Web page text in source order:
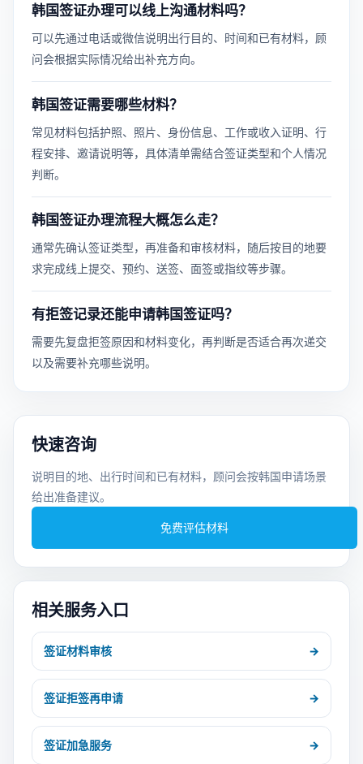
韩国签证办理可以线上沟通材料吗？
可以先通过电话或微信说明出行目的、时间和已有材料，顾
问会根据实际情况给出补充方向。
韩国签证需要哪些材料？
常见材料包括护照、照片、身份信息、工作或收入证明、行
程安排、邀请说明等，具体清单需结合签证类型和个人情况
判断。
韩国签证办理流程大概怎么走？
通常先确认签证类型，再准备和审核材料，随后按目的地要
求完成线上提交、预约、送签、面签或指纹等步骤。
有拒签记录还能申请韩国签证吗？
需要先复盘拒签原因和材料变化，再判断是否适合再次递交
以及需要补充哪些说明。
快速咨询
说明目的地、出行时间和已有材料，顾问会按韩国申请场景
给出准备建议。
免费评估材料
相关服务入口
签证材料审核 →
签证拒签再申请 →
签证加急服务 →